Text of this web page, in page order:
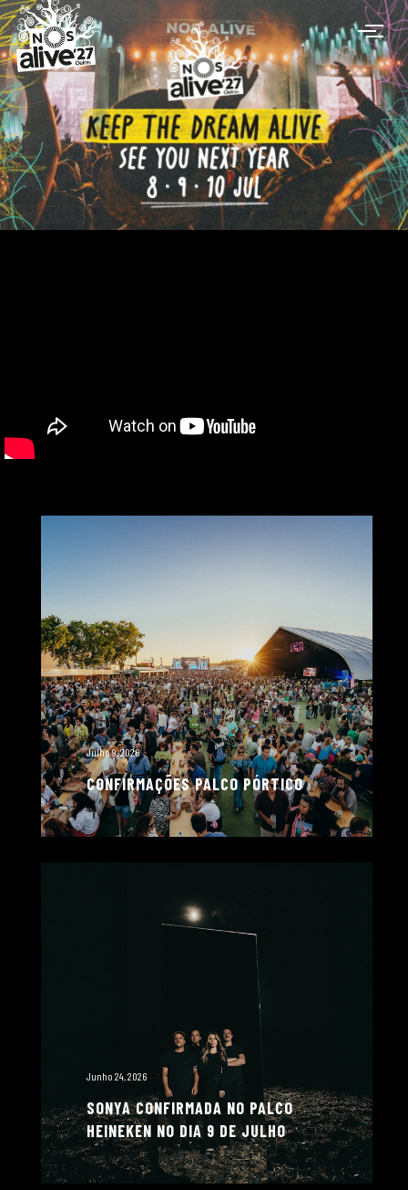
Julho 9, 2026
CONFIRMAÇÕES PALCO PÓRTICO
Junho 24, 2026
SONYA CONFIRMADA NO PALCO
HEINEKEN NO DIA 9 DE JULHO